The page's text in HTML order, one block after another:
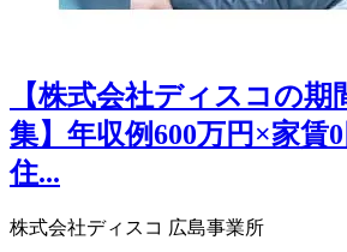
【株式会社ディスコの期
集】年収例600万円×家賃
住...
株式会社ディスコ 広島事業所